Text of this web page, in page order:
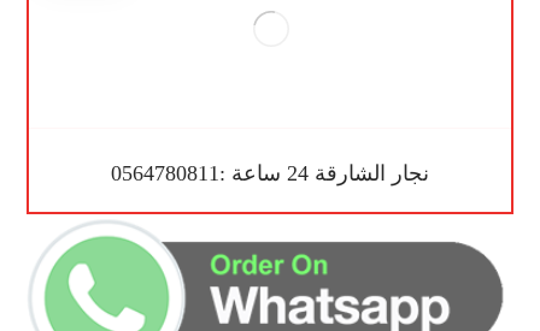
نجار الشارقة 24 ساعة :0564780811